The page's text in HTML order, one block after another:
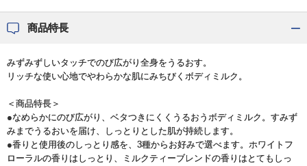
商品特長
みずみずしいタッチでのび広がり全身をうるおす。
リッチな使い心地でやわらかな肌にみちびくボディミルク。
＜商品特長＞
●なめらかにのび広がり、ベタつきにくくうるおうボディミルク。すみず
みまでうるおいを届け、しっとりとした肌が持続します。
●香りと使用後のしっとり感を、3種からお好みで選べます。ホワイトフ
ローラルの香りはしっとり、ミルクティーブレンドの香りはとてもしっ